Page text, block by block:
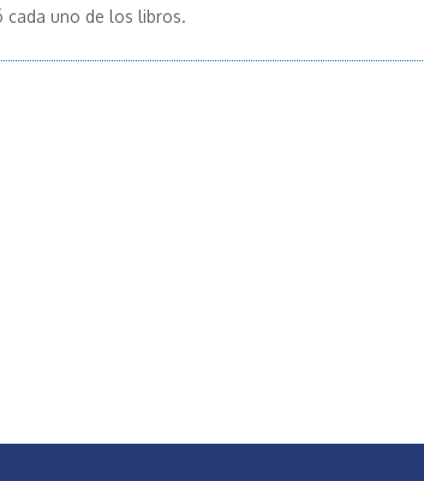
cada uno de los libros.